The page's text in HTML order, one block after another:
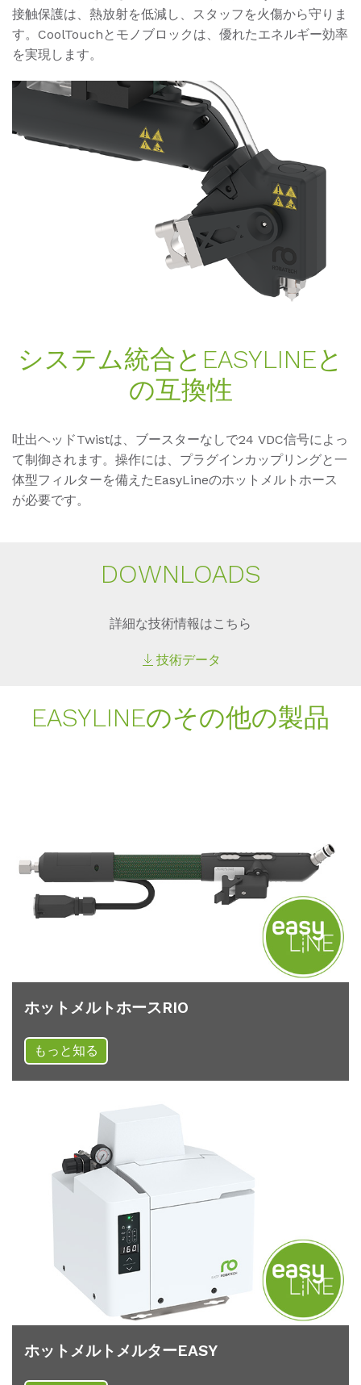
接触保護は、熱放射を低減し、スタッフを火傷から守りま
す。CoolTouchとモノブロックは、優れたエネルギー効率
を実現します。
システム統合とEASY­LINEと
の互換性
吐出ヘッドTwistは、ブースターなしで24 VDC信号によっ
て制御されます。操作には、プラグインカップリングと一
体型フィルターを備えたEasyLineのホットメルトホース
が必要です。
DOWN­LOADS
詳細な技術情報はこちら
技術データ
EASY­LINEのその他の製品
ホットメルトホースRIO
もっと知る
ホットメルトメルターEASY